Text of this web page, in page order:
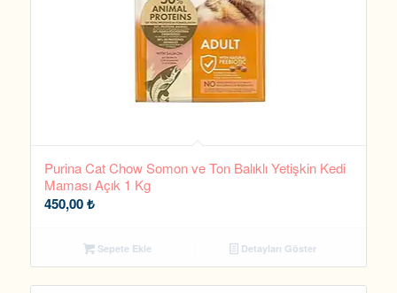
Purina Cat Chow Somon ve Ton Balıklı Yetişkin Kedi
Maması Açık 1 Kg
450,00₺
Sepete Ekle Detayları Göster